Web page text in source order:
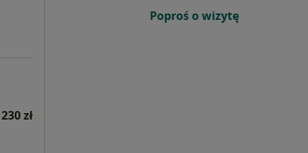
230 zł
Poproś o wizytę